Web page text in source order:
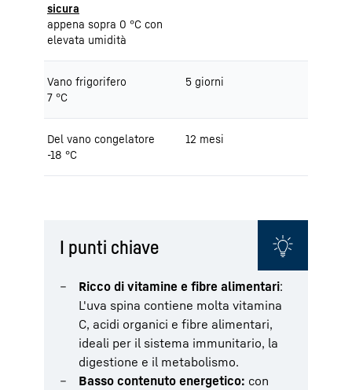
sicura
appena sopra 0 °C con
elevata umidità
Vano frigorifero
7 °C
5 giorni
Del vano congelatore
-18 °C
12 mesi
I punti chiave
Ricco di vitamine e fibre alimentari:
L'uva spina contiene molta vitamina
C, acidi organici e fibre alimentari,
ideali per il sistema immunitario, la
digestione e il metabolismo.
Basso contenuto energetico: con